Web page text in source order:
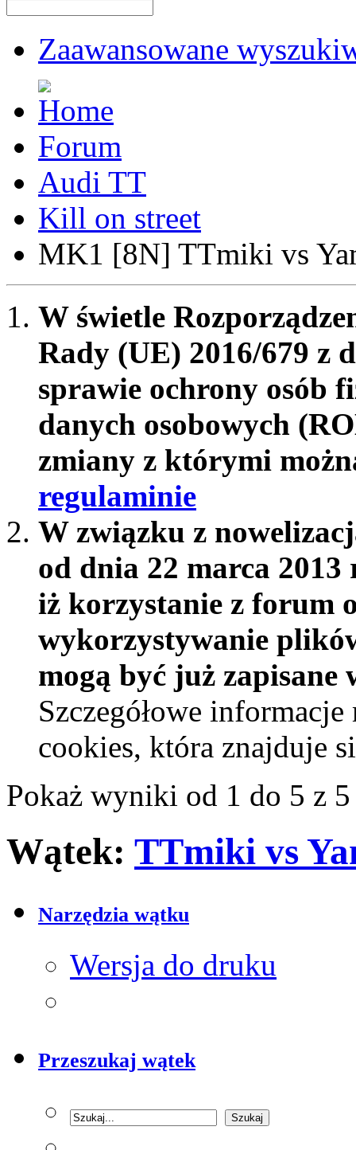
Zaawansowane
Forum
Audi TT
Kill on street
MK1 [8N] TTmiki vs
W świetle
Rady (UE) 2016/679 z
sprawie ochrony osób
danych osobowych
zmiany z którymi
regulaminie
W związku z
od dnia 22 marca
iż korzystanie z forum
wykorzystywanie
mogą być już
Szczegółowe
cookies, która znajduje
Pokaż wyniki od 1 do 5 z 5
Wątek: TTmiki vs
Narzędzia wątku
Wersja do druku
Przeszukaj wątek